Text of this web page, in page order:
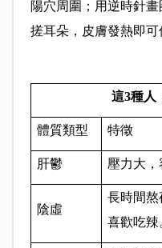
陽穴周圍；用逆時針
搓耳朵，皮膚發熱即可
這3種人
體質類型 特徵
肝鬱 壓力大，
陰虛
長時間熬
喜歡吃辣